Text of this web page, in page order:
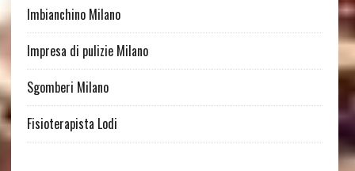
Imbianchino Milano
Impresa di pulizie Milano
Sgomberi Milano
Fisioterapista Lodi